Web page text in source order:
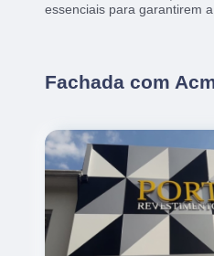
essenciais para garantirem
Fachada com